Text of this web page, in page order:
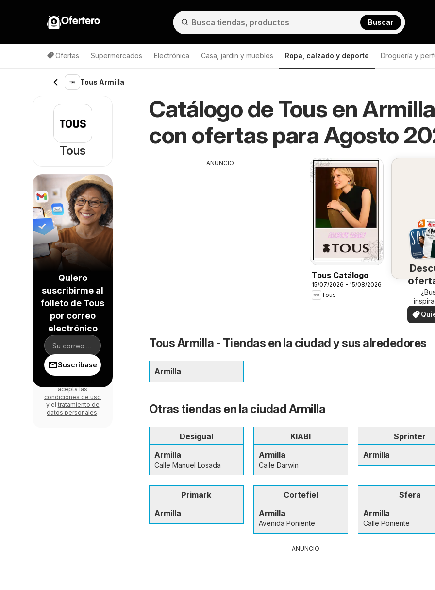
Ofertero Buscar
Ofertas Supermercados Electrónica Casa, jardín y muebles Ropa, calzado y deporte Droguería y
Tous Armilla
Catálogo de Tous en Armilla
con ofertas para Agosto
ANUNCIO
Tous Catálogo
15/07/2026 - 15/08/2026
Tous
su
¡Vea
en su
ver
Tous Armilla - Tiendas en la ciudad y sus alrededores
Armilla
Otras tiendas en la ciudad Armilla
Desigual
Armilla
Calle Manuel Losada
KIABI
Armilla
Calle Darwin
Sprinter
Armilla
Primark
Armilla
Cortefiel
Armilla
Avenida Poniente
Sfera
Armilla
Calle Poniente
ANUNCIO
Tous
Quiero
suscribirme al
folleto de Tous
por correo
electrónico
Suscríbase
acepta las
condiciones de uso
y el tratamiento de
datos personales.